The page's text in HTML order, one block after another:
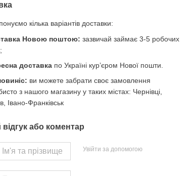
кілька варіантів доставки:
Новою поштою: зазвичай займає 3-5 робочих
доставка по Україні курʼєром Нової пошти.
ви можете забрати своє замовлення
з нашого магазину у таких містах: Чернівці,
Івано-Франківськ
або коментар
Увійти за допомогою